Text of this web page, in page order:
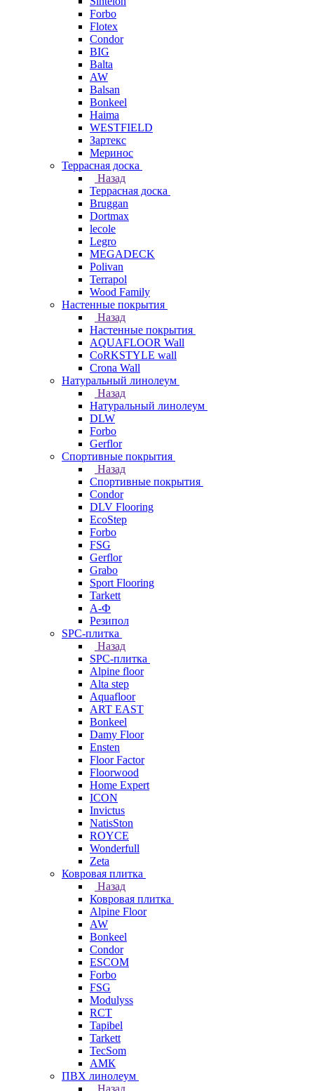
Forbo
Flotex
Condor
BIG
Balta
AW
Balsan
Bonkeel
Haima
WESTFIELD
Зартекс
Меринос
Террасная доска
Назад
Террасная доска
Bruggan
Dortmax
lecole
Legro
MEGADECK
Polivan
Terrapol
Wood Family
Настенные покрытия
Назад
Настенные покрытия
AQUAFLOOR Wall
CoRKSTYLE wall
Crona Wall
Натуральный линолеум
Назад
Натуральный линолеум
DLW
Forbo
Gerflor
Спортивные покрытия
Назад
Спортивные покрытия
Condor
DLV Flooring
EcoStep
Forbo
FSG
Gerflor
Grabo
Sport Flooring
Tarkett
А-Ф
Резипол
SPC-плитка
Назад
SPC-плитка
Alpine floor
Alta step
Aquafloor
ART EAST
Bonkeel
Damy Floor
Ensten
Floor Factor
Floorwood
Home Expert
ICON
Invictus
NatisSton
ROYCE
Wonderfull
Zeta
Ковровая плитка
Назад
Ковровая плитка
Alpine Floor
AW
Bonkeel
Condor
ESCOM
Forbo
FSG
Modulyss
RCT
Tapibel
Tarkett
TecSom
АМК
ПВХ линолеум
Назад